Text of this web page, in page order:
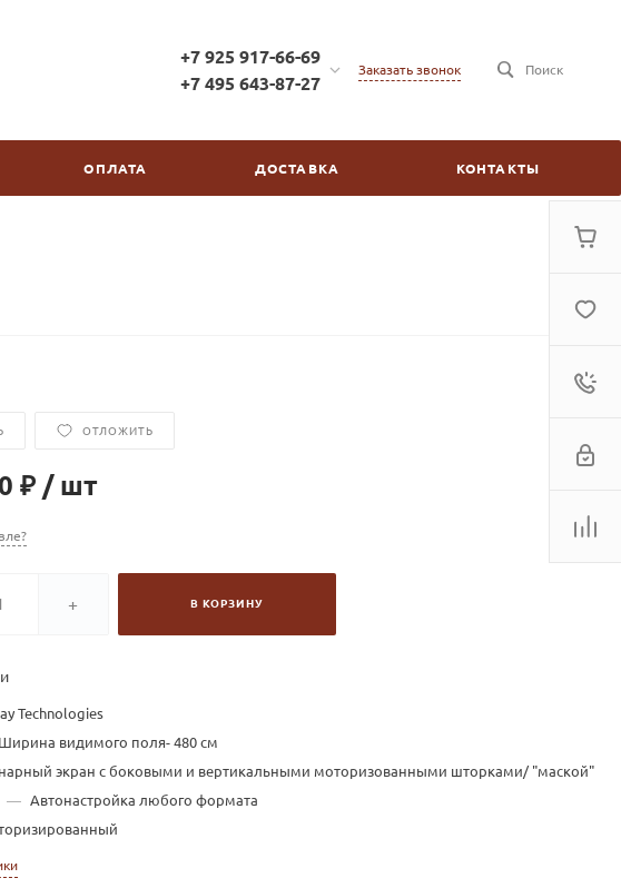
+7 925 917-66-69
+7 495 643-87-27
д.2/30
Заказать звонок Поиск
ОПЛАТА ДОСТАВКА КОНТАКТЫ
ОТЛОЖИТЬ
₽ / шт
+ В КОРЗИНУ
Technologies
Ширина видимого поля- 480 см
экран с боковыми и вертикальными моторизованными шторками/ "маской"
— Автонастройка любого формата